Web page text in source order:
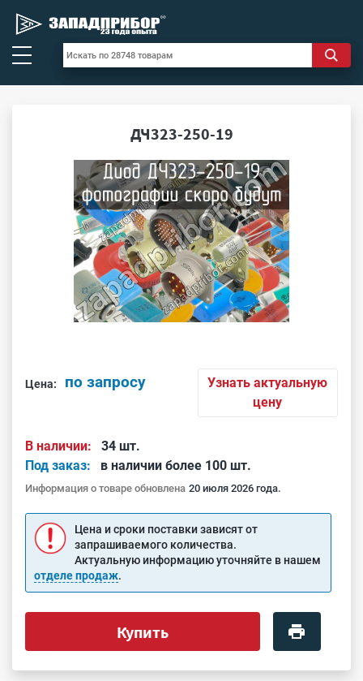
ДЧ323-250-19
Цена: по запросу
Узнать актуальную
цену
В наличии:
34 шт.
Под заказ:
в наличии более 100 шт.
Информация о товаре обновлена 20 июля 2026 года.
Цена и сроки поставки зависят от
запрашиваемого количества.
Актуальную информацию уточняйте в нашем
отделе продаж.
Купить